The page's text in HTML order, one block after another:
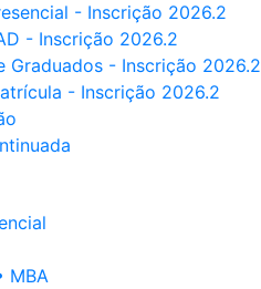
- Inscrição 2026.2
- Inscrição 2026.2
Graduados - Inscrição 2026.2
- Inscrição 2026.2
MBA